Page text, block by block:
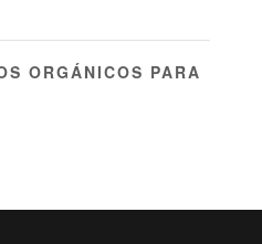
ORGÁNICOS PARA